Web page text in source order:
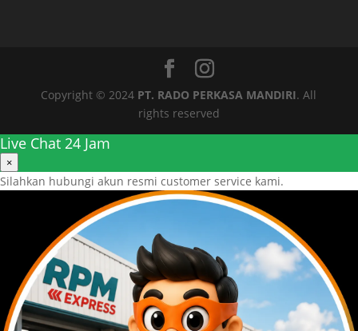
Copyright © 2024 PT. RADO PERKASA MANDIRI. All
rights reserved
Live Chat 24 Jam
×
Silahkan hubungi akun resmi customer service kami.